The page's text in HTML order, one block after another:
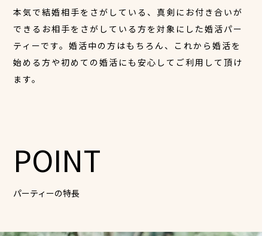
本気で結婚相手をさがしている、真剣にお付き合いが
できるお相手をさがしている方を対象にした婚活パー
ティーです。婚活中の方はもちろん、これから婚活を
始める方や初めての婚活にも安心してご利用して頂け
ます。
POINT
パーティーの特長